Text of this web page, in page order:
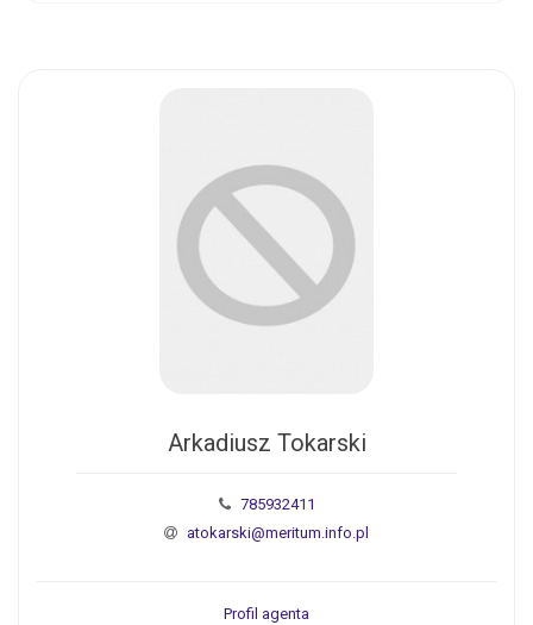
Arkadiusz Tokarski
785932411
atokarski@meritum.info.pl
Profil agenta